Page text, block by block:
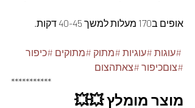
אופים ב170 מעלות למשך 40-45 דקות.
#עוגות #עוגיות #מתוק #מתוקים #כיפור
#צוםכיפור #צאתהצום
***********
מוצר מומלץ 💥💥